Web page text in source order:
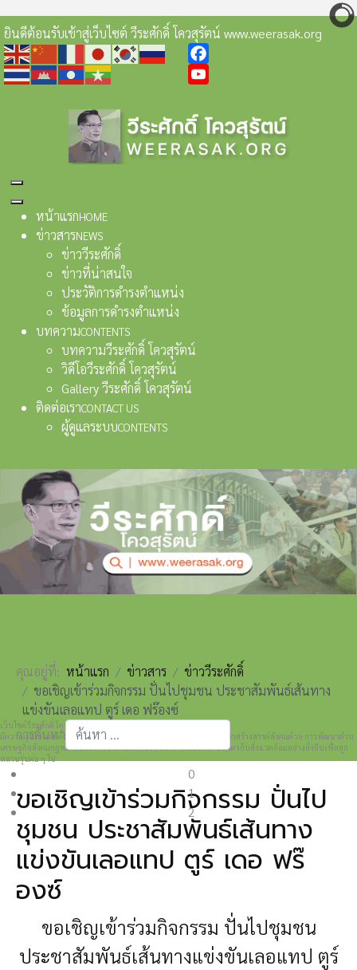
ยินดีต้อนรับเข้าสู่เว็บไซต์ วีระศักดิ์ โควสุรัตน์ www.weerasak.org
Facebook
หน้าแรกHOME
ข่าวสารNEWS
ข่าววีระศักดิ์
ข่าวที่น่าสนใจ
ประวัติการดำรงตำแหน่ง
ข้อมูลการดำรงตำแหน่ง
บทความCONTENTS
บทความวีระศักดิ์ โควสุรัตน์
วิดีโอวีระศักดิ์ โควสุรัตน์
Gallery วีระศักดิ์ โควสุรัตน์
ติดต่อเราCONTACT US
ผู้ดูแลระบบCONTENTS
เว็บไซต์วีระศักดิ์ โควสุรัตน์ www.weerasak.org
มีความมุ่งมั่นเเละตั้งใจในการเผยแพร่เรื่องราวความรู้ความเข้าใจในการสร้างสรรค์สังคมด้วย การพัฒนาด้าน
เศรษฐกิจสังคมกฎหมายและการปกครอง เพื่อให้เกิดการพัฒนาที่เป็นมิตรกับสิ่งแวดล้อมอย่างยั่งยืนเพื่อลูก
หลานรุ่นต่อ ๆ ไป
0
1
2
คุณอยู่ที่: หน้าแรก ข่าวสาร
ข่าววีระศักดิ์
ขอเชิญเข้าร่วมกิจกรรม ปั่นไปชุมชน ประชาสัมพันธ์เส้นทาง
แข่งขันเลอแทป ตูร์ เดอ ฟร๊องซ์
การค้นหา
Type 2 or more characters for results.
ขอเชิญเข้าร่วมกิจกรรม ปั่นไป
ชุมชน ประชาสัมพันธ์เส้นทาง
แข่งขันเลอแทป ตูร์ เดอ ฟร๊
องซ์
ขอเชิญเข้าร่วมกิจกรรม ปั่นไปชุมชน
ประชาสัมพันธ์เส้นทางแข่งขันเลอแทป ตูร์